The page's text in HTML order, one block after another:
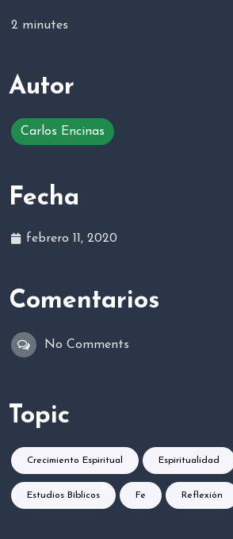
2 minutes
Autor
Carlos Encinas
Fecha
febrero 11, 2020
Comentarios
No Comments
Topic
Crecimiento Espiritual Espiritualidad
Estudios Bíblicos Fe Reflexión